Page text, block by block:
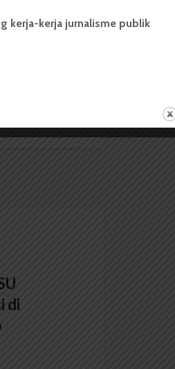
di
kerja-kerja jurnalisme publik